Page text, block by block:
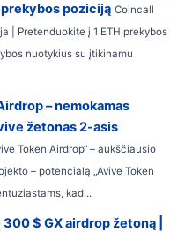
poziciją Coincall
| Pretenduokite į 1 ETH prekybos
nuotykius su įtikinamu
– nemokamas
žetonas 2-asis
Token Airdrop“ – aukščiausio
– potencialą „Avive Token
kad...
$ GX airdrop žetoną |